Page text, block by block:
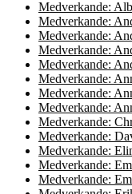
Medverkande:
Medverkande:
Medverkande:
Medverkande:
Medverkande:
Medverkande:
Medverkande:
Medverkande:
Medverkande:
Medverkande:
Medverkande:
Medverkande:
Medverkande: